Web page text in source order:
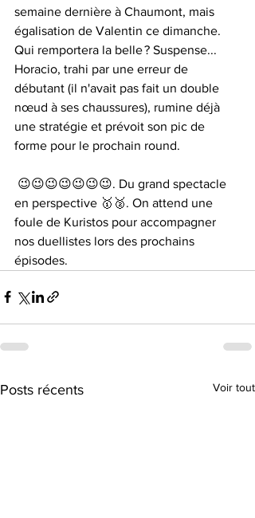
semaine dernière à Chaumont, mais
égalisation de Valentin ce dimanche.
Qui remportera la belle ? Suspense...
Horacio, trahi par une erreur de
débutant (il n'avait pas fait un double
nœud à ses chaussures), rumine déjà
une stratégie et prévoit son pic de
forme pour le prochain round.
😉😉😉😉😉😉😉. Du grand spectacle
en perspective 🥇🥈. On attend une
foule de Kuristos pour accompagner
nos duellistes lors des prochains
épisodes.
Posts récents Voir tout